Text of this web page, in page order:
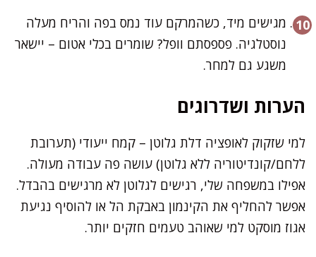
מגישים מיד, כשהמרקם עוד נמס בפה והריח מעלה
נוסטלגיה. פספסתם וופל? שומרים בכלי אטום – יישאר
משגע גם למחר.
הערות ושדרוגים
למי שזקוק לאופציה דלת גלוטן – קמח ייעודי (תערובת
ללחם/קונדיטוריה ללא גלוטן) עושה פה עבודה מעולה.
אפילו במשפחה שלי, רגישים לגלוטן לא מרגישים בהבדל.
אפשר להחליף את הקינמון באבקת הל או להוסיף נגיעת
אגוז מוסקט למי שאוהב טעמים חזקים יותר.